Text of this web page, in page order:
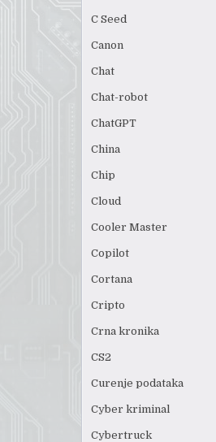
C Seed
Canon
Chat
Chat-robot
ChatGPT
China
Chip
Cloud
Cooler Master
Copilot
Cortana
Cripto
Crna kronika
CS2
Curenje podataka
Cyber kriminal
Cybertruck